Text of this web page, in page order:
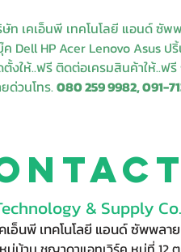
ท เคเอ็นพี เทคโนโลยี แอนด์ ซั
Dell HP Acer Lenovo Asus
งให้..ฟรี ติดต่อเครมสินค้าให้..
ด่วนโทร.080 259 9982, 091-
& Supply
เอ็นพี เทคโนโลยี แอนด์ ซัพพลา